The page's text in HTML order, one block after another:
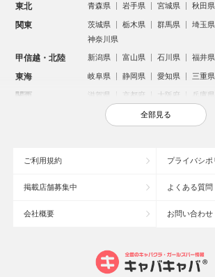
東北 青森県 岩手県 宮城県 秋田県
関東 茨城県 栃木県 群馬県 埼玉県
神奈川県
甲信越・北陸 新潟県 富山県 石川県 福井県
東海 岐阜県 静岡県 愛知県 三重県
関西 滋賀県 京都府 大阪府 兵庫県
鳥取県 島根県 岡山県 広島県
沖縄県
大宮のキャバクラ
新潟市のキャ
全部見る
ご利用規約 プライバシポ
掲載店舗募集中 よくある質問
会社概要 お問い合わせ